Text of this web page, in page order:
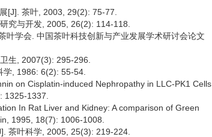
[J]. 茶叶, 2003, 29(2): 75-77.
究与开发, 2005, 26(2): 114-118.
学会. 中国茶叶科技创新与产业发展学术研讨会论文
生, 2007(3): 295-296.
学, 1986: 6(2): 55-54.
on Cisplatin-induced Nephropathy in LLC-PK1 Cells
1325-1337.
In Rat Liver and Kidney: A comparison of Green
1995, 18(7): 1006-1008.
茶叶科学, 2005, 25(3): 219-224.